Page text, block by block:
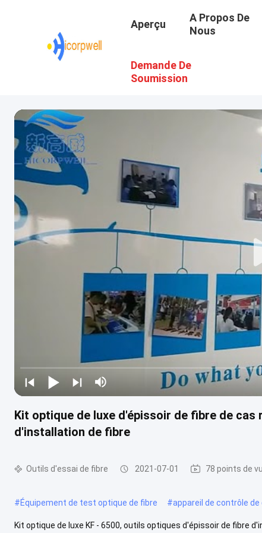
Aperçu
A Propos De
Nous
Demande De
Soumission
Kit optique de luxe d'épissoir de fibre de
d'installation de fibre
Outils d'essai de fibre 2021-07-01 78 points de
#Équipement de test optique de fibre #appareil de contrôle
Kit optique de luxe KF - 6500, outils optiques d'épissoir de fibre